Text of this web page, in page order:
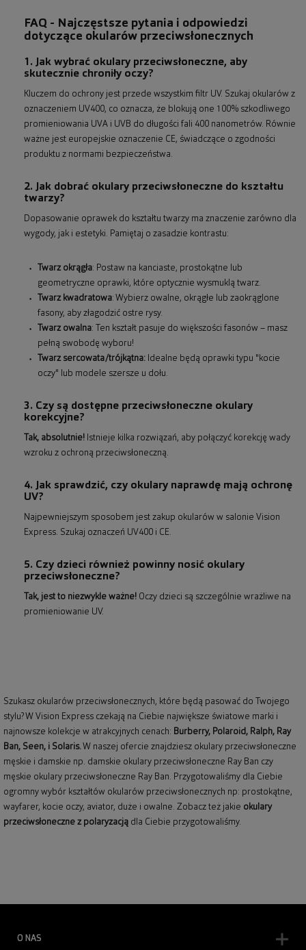
FAQ - Najczęstsze pytania i odpowiedzi
dotyczące okularów przeciwsłonecznych
1. Jak wybrać okulary przeciwsłoneczne, aby
skutecznie chroniły oczy?
Kluczem do ochrony jest przede wszystkim filtr UV. Szukaj okularów z
oznaczeniem UV400, co oznacza, że blokują one 100% szkodliwego
promieniowania UVA i UVB do długości fali 400 nanometrów. Równie
ważne jest europejskie oznaczenie CE, świadczące o zgodności
produktu z normami bezpieczeństwa.
2. Jak dobrać okulary przeciwsłoneczne do kształtu
twarzy?
Dopasowanie oprawek do kształtu twarzy ma znaczenie zarówno dla
wygody, jak i estetyki. Pamiętaj o zasadzie kontrastu:
Twarz okrągła: Postaw na kanciaste, prostokątne lub
geometryczne oprawki, które optycznie wysmuklą twarz.
Twarz kwadratowa: Wybierz owalne, okrągłe lub zaokrąglone
fasony, aby złagodzić ostre rysy.
Twarz owalna: Ten kształt pasuje do większości fasonów – masz
pełną swobodę wyboru!
Twarz sercowata/trójkątna: Idealne będą oprawki typu "kocie
oczy" lub modele szersze u dołu.
3. Czy są dostępne przeciwsłoneczne okulary
korekcyjne?
Tak, absolutnie! Istnieje kilka rozwiązań, aby połączyć korekcję wady
wzroku z ochroną przeciwsłoneczną.
4. Jak sprawdzić, czy okulary naprawdę mają ochronę
UV?
Najpewniejszym sposobem jest zakup okularów w salonie Vision
Express. Szukaj oznaczeń UV400 i CE.
5. Czy dzieci również powinny nosić okulary
przeciwsłoneczne?
Tak, jest to niezwykle ważne! Oczy dzieci są szczególnie wrażliwe na
promieniowanie UV.
Szukasz okularów przeciwsłonecznych, które będą pasować do Twojego
stylu? W Vision Express czekają na Ciebie największe światowe marki i
najnowsze kolekcje w atrakcyjnych cenach: Burberry, Polaroid , Ralph, Ray
Ban, Seen, i Solaris.W naszej ofercie znajdziesz okulary przeciwsłoneczne
męskie i damskie np. damskie okulary przeciwsłoneczne Ray Ban czy
męskie okulary przeciwsłoneczne Ray Ban. Przygotowaliśmy dla Ciebie
ogromny wybór kształtów okularów przeciwsłonecznych np: prostokątne,
wayfarer, kocie oczy, aviator, duże i owalne. Zobacz też jakie okulary
przeciwsłoneczne z polaryzacją dla Ciebie przygotowaliśmy.
O NAS